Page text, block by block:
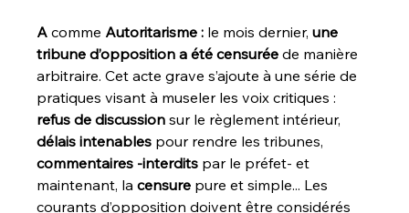
A comme Autoritarisme : le mois dernier, une
tribune d’opposition a été censurée de manière
arbitraire. Cet acte grave s’ajoute à une série de
pratiques visant à museler les voix critiques :
refus de discussion sur le règlement intérieur,
délais intenables pour rendre les tribunes,
commentaires -interdits par le préfet- et
maintenant, la censure pure et simple... Les
courants d’opposition doivent être considérés